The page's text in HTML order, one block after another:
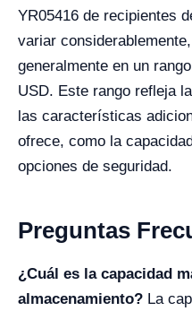
YR05416 de recipientes
variar
generalmente en un
USD. Este rango refleja
las características
ofrece, como la
opciones de seguridad.
Preguntas
¿Cuál es la capacidad
almacenamiento? La